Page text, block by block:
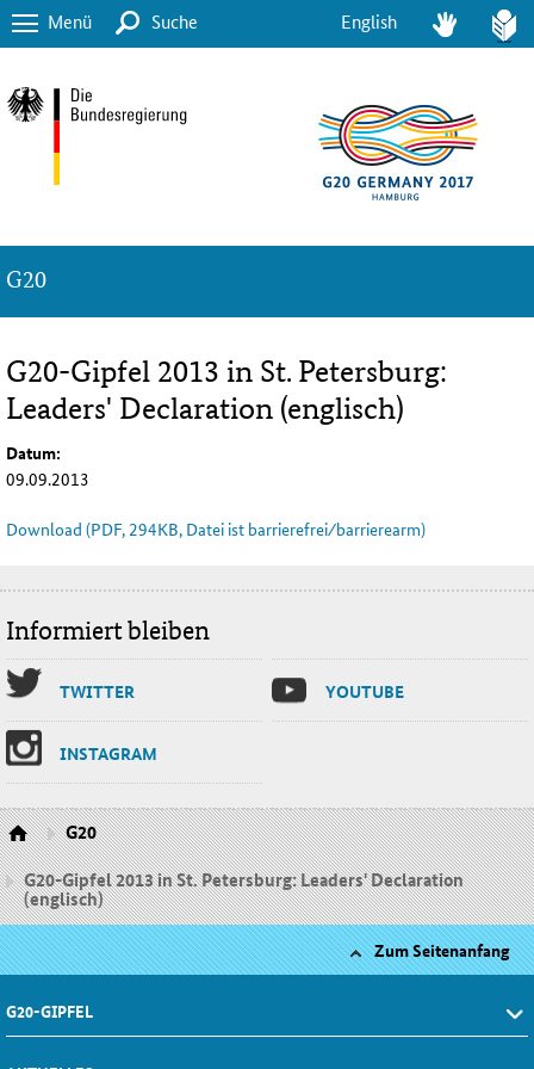
Menü Suche English
G20
G20-Gipfel 2013 in St. Petersburg:
Leaders' Declaration (englisch)
Datum:
09.09.2013
Download (PDF, 294KB, Datei ist barrierefrei⁄barrierearm)
Informiert bleiben
TWIT­TER YOU­TU­BE
INS­TA­GRAM
G20
G20-Gipfel 2013 in St. Petersburg: Leaders' Declaration
(englisch)
Zum Seitenanfang
G20-GIPFEL